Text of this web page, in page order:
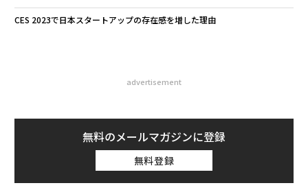
CES 2023で日本スタートアップの存在感を増した理由
advertisement
無料のメールマガジンに登録
無料登録